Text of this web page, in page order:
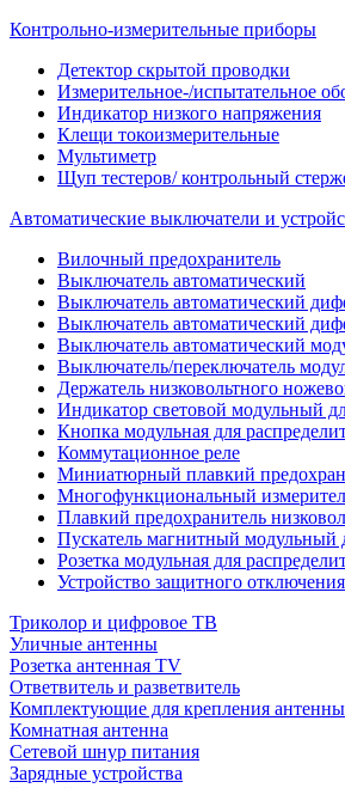
Контрольно-измерительные приборы
Детектор скрытой проводки
Измерительное-/испытательное
Индикатор низкого напряжения
Клещи токоизмерительные
Мультиметр
Щуп тестеров/ контрольный
Автоматические выключатели и
Вилочный предохранитель
Выключатель автоматический
Выключатель автоматический
Выключатель автоматический
Выключатель автоматический
Выключатель/переключатель
Держатель низковольтного
Индикатор световой модульный
Кнопка модульная для
Коммутационное реле
Миниатюрный плавкий
Многофункциональный
Плавкий предохранитель
Пускатель магнитный модульный
Розетка модульная для
Устройство защитного
Триколор и цифровое ТВ
Уличные антенны
Розетка антенная TV
Ответвитель и разветвитель
Комплектующие для крепления антенны
Комнатная антенна
Сетевой шнур питания
Зарядные устройства